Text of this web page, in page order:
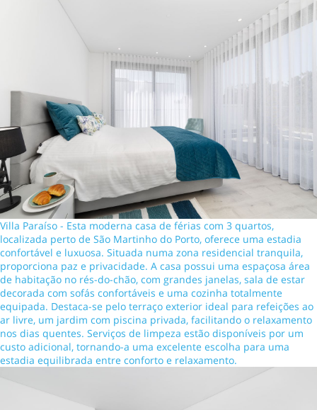
Villa Paraíso - Esta moderna casa de férias com 3 quartos,
localizada perto de São Martinho do Porto, oferece uma estadia
confortável e luxuosa. Situada numa zona residencial tranquila,
proporciona paz e privacidade. A casa possui uma espaçosa área
de habitação no rés-do-chão, com grandes janelas, sala de estar
decorada com sofás confortáveis e uma cozinha totalmente
equipada. Destaca-se pelo terraço exterior ideal para refeições ao
ar livre, um jardim com piscina privada, facilitando o relaxamento
nos dias quentes. Serviços de limpeza estão disponíveis por um
custo adicional, tornando-a uma excelente escolha para uma
estadia equilibrada entre conforto e relaxamento.